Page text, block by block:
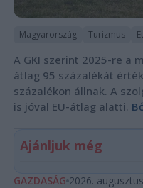
Magyarország Turizmus
A GKI szerint 2025-re a
átlag 95 százalékát
százalékon állnak. A
is jóval EU-átlag alatti.
Ajánljuk még
GAZDASÁG 2026.